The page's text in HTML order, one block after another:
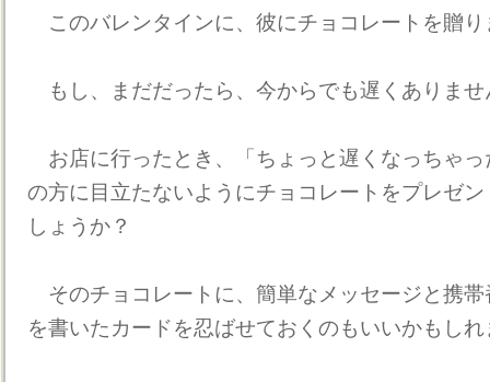
このバレンタインに、彼にチョコレートを贈り
もし、まだだったら、今からでも遅くありませ
お店に行ったとき、「ちょっと遅くなっちゃ
の方に目立たないようにチョコレートをプレゼ
しょうか？
そのチョコレートに、簡単なメッセージと携
を書いたカードを忍ばせておくのもいいかもし